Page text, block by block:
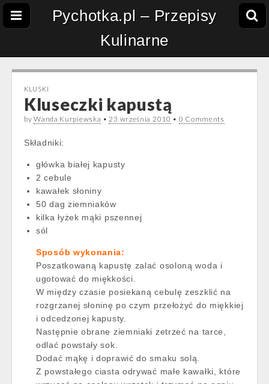
Pychotka.pl – Przepisy
Kulinarne
KLUSKI
Kluseczki kapustą
byWanda Kurpiewska •23 września 2010 • 0 Comments
Składniki:
główka białej kapusty
2 cebule
kawałek słoniny
50 dag ziemniaków
kilka łyżek mąki pszennej
sól
Sposób wykonania:
Poszatkowaną kapustę zalać osoloną woda i
ugotować do miękkości.
W między czasie posiekaną cebulę zeszklić na
rozgrzanej słoninę po czym przełożyć do miękkiej
i odcedzonej kapusty.
Następnie obrane ziemniaki zetrzeć na tarce,
odlać powstały sok.
Dodać mąkę i doprawić do smaku solą.
Z powstałego ciasta odrywać małe kawałki, które